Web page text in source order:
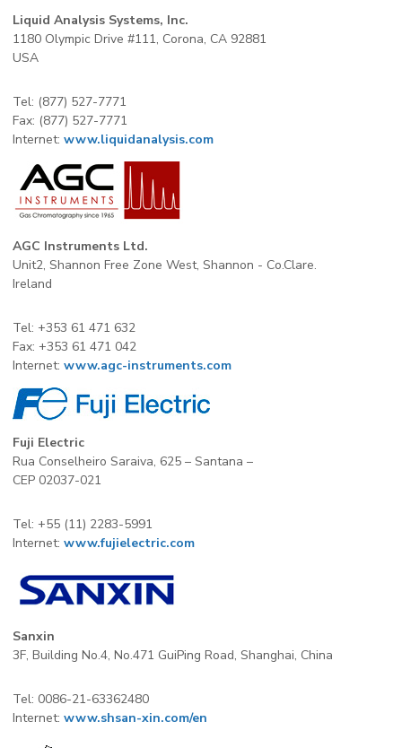
Liquid Analysis Systems, Inc.
1180 Olympic Drive #111, Corona, CA 92881
USA
Tel: (877) 527-7771
Fax: (877) 527-7771
Internet: www.liquidanalysis.com
AGC Instruments Ltd.
Unit2, Shannon Free Zone West, Shannon - Co.Clare.
Ireland
Tel: +353 61 471 632
Fax: +353 61 471 042
Internet: www.agc-instruments.com
Fuji Electric
Rua Conselheiro Saraiva, 625 – Santana –
CEP 02037-021
Tel: +55 (11) 2283-5991
Internet: www.fujielectric.com
Sanxin
3F, Building No.4, No.471 GuiPing Road, Shanghai, China
Tel: 0086-21-63362480
Internet: www.shsan-xin.com/en